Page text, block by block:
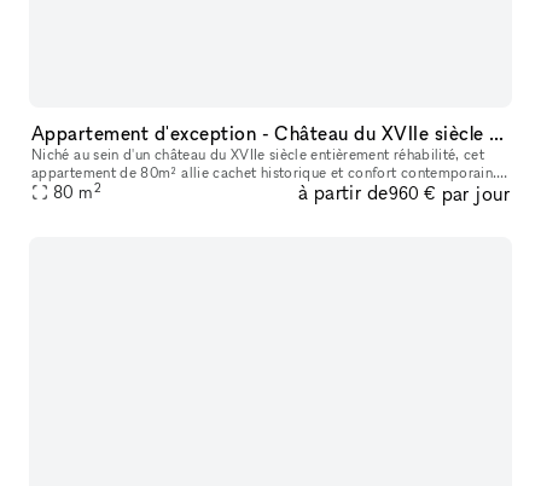
Appartement d'exception - Château du XVIIe siècle face à la Marne
Niché au sein d'un château du XVIIe siècle entièrement réhabilité, cet
appartement de 80m² allie cachet historique et confort contemporain.
Hauteurs sous plafond de plus de 4 mètres, parquet Versaill
80 m2 à partir de960 € par jour